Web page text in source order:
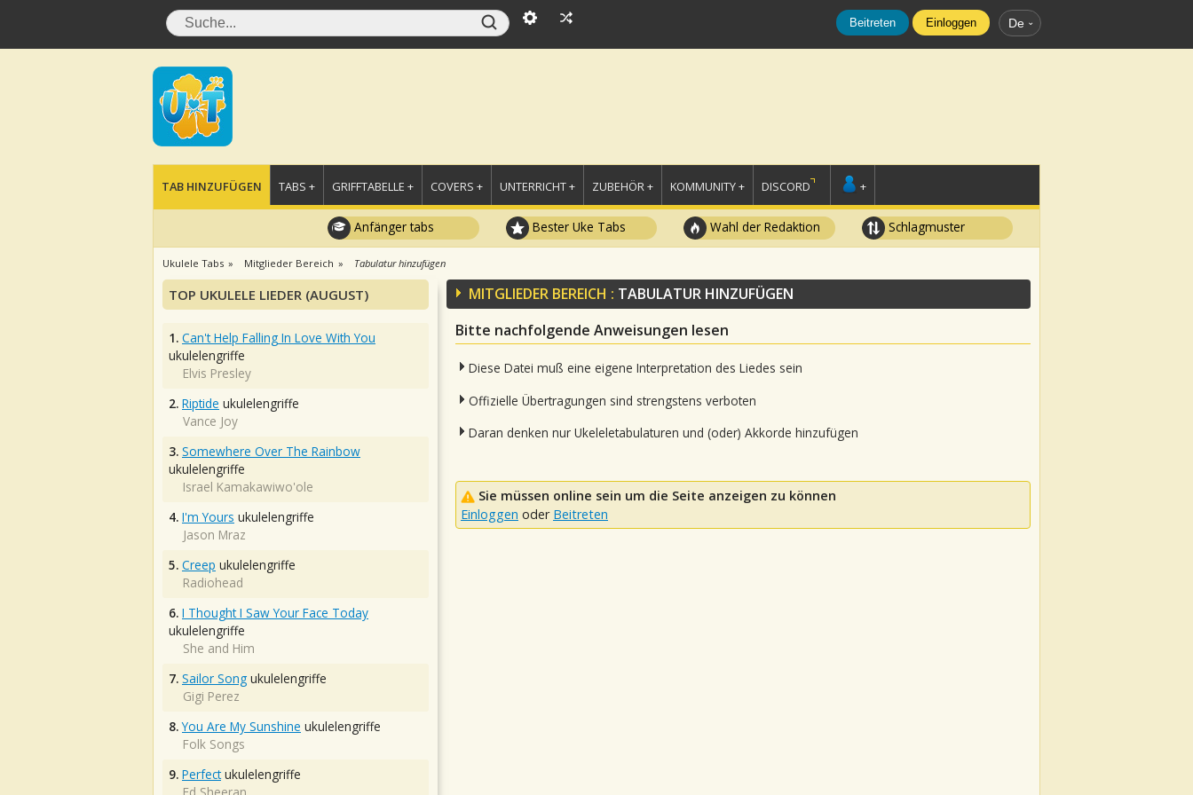
Beitreten Einloggen De
TAB HINZUFÜGEN TABS + GRIFFTABELLE + COVERS + UNTERRICHT + ZUBEHÖR + KOMMUNITY + DISCORD +
Anfänger tabs Bester Uke Tabs Wahl der Redaktion Schlagmuster
Ukulele Tabs Mitglieder Bereich Tabulatur hinzufügen
MITGLIEDER BEREICH : TABULATUR HINZUFÜGEN
Bitte nachfolgende Anweisungen lesen
Diese Datei muß eine eigene Interpretation des Liedes sein
Offizielle Übertragungen sind strengstens verboten
Daran denken nur Ukeleletabulaturen und (oder) Akkorde hinzufügen
Sie müssen online sein um die Seite anzeigen zu können
Einloggen oder Beitreten
TOP UKULELE LIEDER (AUGUST)
1. Can't Help Falling In Love With You
ukulelengriffe
Elvis Presley
2. Riptide ukulelengriffe
Vance Joy
3. Somewhere Over The Rainbow
ukulelengriffe
Israel Kamakawiwo'ole
4. I'm Yours ukulelengriffe
Jason Mraz
5. Creep ukulelengriffe
Radiohead
6. I Thought I Saw Your Face Today
ukulelengriffe
She and Him
7. Sailor Song ukulelengriffe
Gigi Perez
8. You Are My Sunshine ukulelengriffe
Folk Songs
9. Perfectukulelengriffe